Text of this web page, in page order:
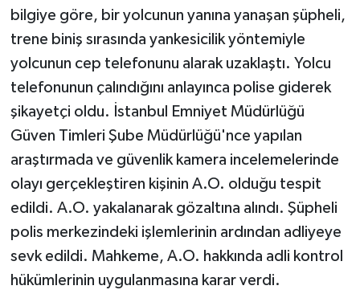
bilgiye göre, bir yolcunun yanına yanaşan şüpheli,
trene biniş sırasında yankesicilik yöntemiyle
yolcunun cep telefonunu alarak uzaklaştı. Yolcu
telefonunun çalındığını anlayınca polise giderek
şikayetçi oldu. İstanbul Emniyet Müdürlüğü
Güven Timleri Şube Müdürlüğü'nce yapılan
araştırmada ve güvenlik kamera incelemelerinde
olayı gerçekleştiren kişinin A.O. olduğu tespit
edildi. A.O. yakalanarak gözaltına alındı. Şüpheli
polis merkezindeki işlemlerinin ardından adliyeye
sevk edildi. Mahkeme, A.O. hakkında adli kontrol
hükümlerinin uygulanmasına karar verdi.